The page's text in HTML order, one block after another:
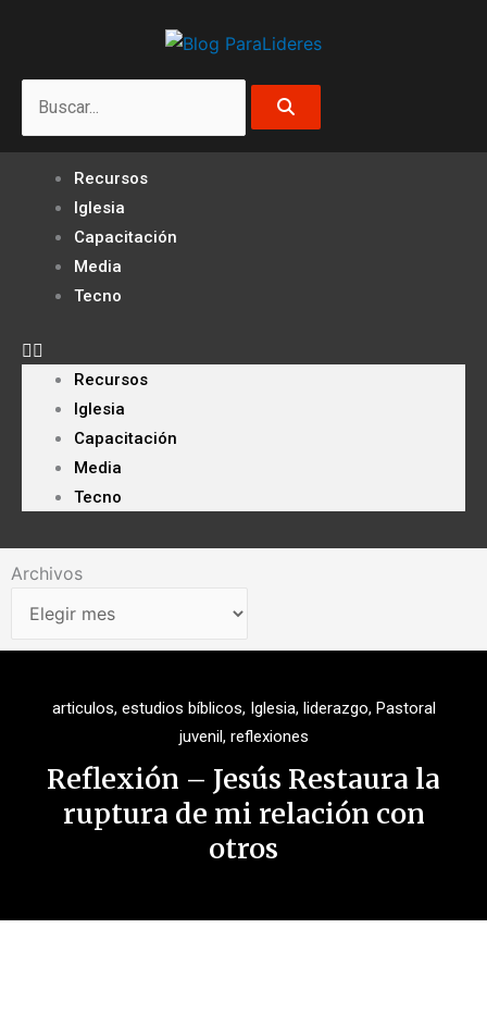
Recursos
Iglesia
Capacitación
Media
Tecno
Recursos
Iglesia
Capacitación
Media
Tecno
Archivos
Archivos
articulos, estudios bíblicos, Iglesia, liderazgo, Pastoral
juvenil, reflexiones
Reflexión – Jesús Restaura la
ruptura de mi relación con
otros